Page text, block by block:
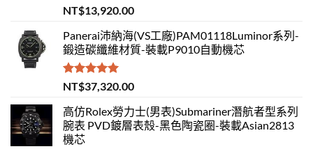
評分5.00
滿分 5
NT$13,920.00
Panerai沛納海(VS工廠)PAM01118Luminor系列-
鍛造碳纖維材質-裝載P9010自動機芯
評分5.00
滿分 5
NT$37,320.00
高仿Rolex勞力士(男表)Submariner潛航者型系列
腕表 PVD鍍層表殼-黑色陶瓷圈-裝載Asian2813
機芯